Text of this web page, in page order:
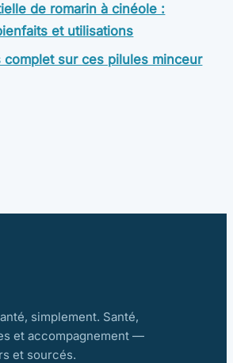
de romarin à cinéole :
et utilisations
complet sur ces pilules minceur
simplement. Santé,
et accompagnement —
et sourcés.